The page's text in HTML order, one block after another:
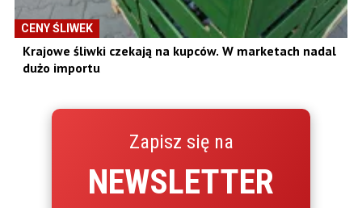
CENY ŚLIWEK
Krajowe śliwki czekają na kupców. W marketach nadal
dużo importu
Zapisz się na
NEWSLETTER